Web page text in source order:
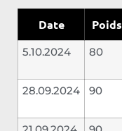
Date Poids
5.10.2024 80
28.09.2024
90